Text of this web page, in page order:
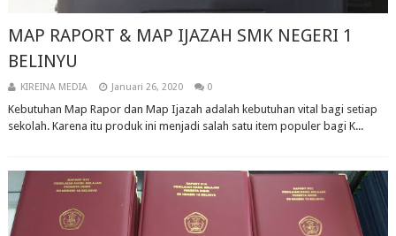
MAP RAPORT & MAP IJAZAH SMK NEGERI 1
BELINYU
KIREINA MEDIA Januari 26, 2020 0
Kebutuhan Map Rapor dan Map Ijazah adalah kebutuhan vital bagi setiap
sekolah. Karena itu produk ini menjadi salah satu item populer bagi K...